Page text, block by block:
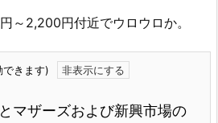
～2,200円付近でウロウロか。
できます)
マザーズおよび新興市場の